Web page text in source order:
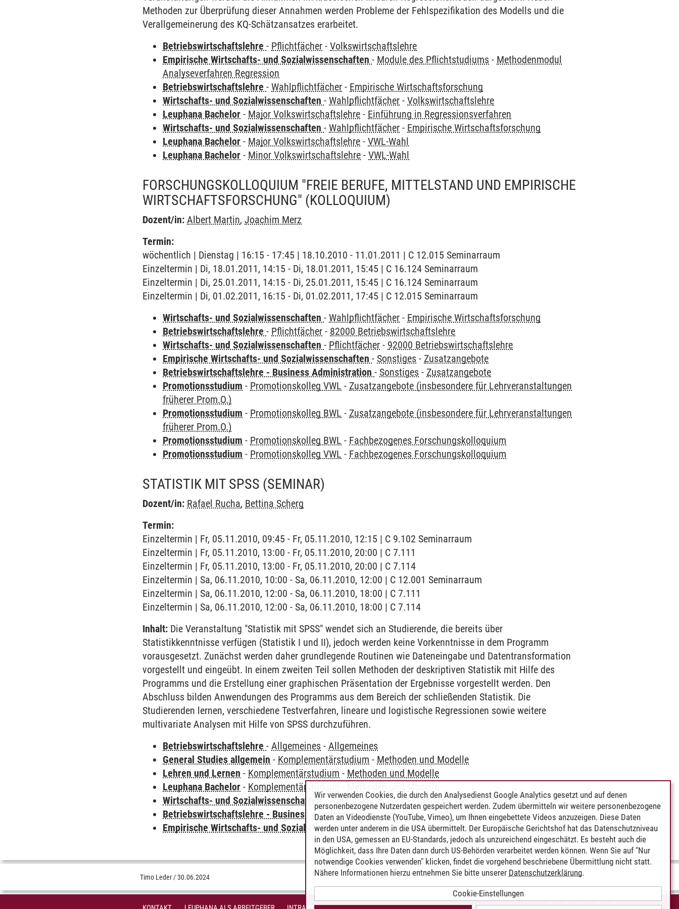
Methoden zur Überprüfung dieser Annahmen werden Probleme der Fehlspezifikation des Modells und die
Verallgemeinerung des KQ-Schätzansatzes erarbeitet.
Betriebswirtschaftslehre- Pflichtfächer -Volkswirtschaftslehre
Empirische Wirtschafts- und Sozialwissenschaften- Module des Pflichtstudiums - Methodenmodul
Analyseverfahren Regression
Betriebswirtschaftslehre-Wahlpflichtfächer - Empirische Wirtschaftsforschung
Wirtschafts- und Sozialwissenschaften-Wahlpflichtfächer -Volkswirtschaftslehre
Leuphana Bachelor - Major Volkswirtschaftslehre - Einführung in Regressionsverfahren
Wirtschafts- und Sozialwissenschaften-Wahlpflichtfächer - Empirische Wirtschaftsforschung
Leuphana Bachelor - Major Volkswirtschaftslehre -VWL-Wahl
Leuphana Bachelor - Minor Volkswirtschaftslehre -VWL-Wahl
FORSCHUNGSKOLLOQUIUM "FREIE BERUFE, MITTELSTAND UND EMPIRISCHE
WIRTSCHAFTSFORSCHUNG" (KOLLOQUIUM)
Dozent/in: Albert Martin,Joachim Merz
Termin:
wöchentlich | Dienstag | 16:15 - 17:45 | 18.10.2010 - 11.01.2011 | C 12.015 Seminarraum
Einzeltermin | Di, 18.01.2011, 14:15 - Di, 18.01.2011, 15:45 | C 16.124 Seminarraum
Einzeltermin | Di, 25.01.2011, 14:15 - Di, 25.01.2011, 15:45 | C 16.124 Seminarraum
Einzeltermin | Di, 01.02.2011, 16:15 - Di, 01.02.2011, 17:45 | C 12.015 Seminarraum
Wirtschafts- und Sozialwissenschaften-Wahlpflichtfächer - Empirische Wirtschaftsforschung
Betriebswirtschaftslehre- Pflichtfächer - 82000 Betriebswirtschaftslehre
Wirtschafts- und Sozialwissenschaften- Pflichtfächer - 92000 Betriebswirtschaftslehre
Empirische Wirtschafts- und Sozialwissenschaften- Sonstiges - Zusatzangebote
Betriebswirtschaftslehre - Business Administration- Sonstiges - Zusatzangebote
Promotionsstudium - Promotionskolleg VWL - Zusatzangebote (insbesondere für Lehrveranstaltungen
früherer Prom.O.)
Promotionsstudium - Promotionskolleg BWL - Zusatzangebote (insbesondere für Lehrveranstaltungen
früherer Prom.O.)
Promotionsstudium - Promotionskolleg BWL - Fachbezogenes Forschungskolloquium
Promotionsstudium - Promotionskolleg VWL - Fachbezogenes Forschungskolloquium
STATISTIK MIT SPSS (SEMINAR)
Dozent/in: Rafael Rucha, Bettina Scherg
Termin:
Einzeltermin | Fr, 05.11.2010, 09:45 - Fr, 05.11.2010, 12:15 | C 9.102 Seminarraum
Einzeltermin | Fr, 05.11.2010, 13:00 - Fr, 05.11.2010, 20:00 | C 7.111
Einzeltermin | Fr, 05.11.2010, 13:00 - Fr, 05.11.2010, 20:00 | C 7.114
Einzeltermin | Sa, 06.11.2010, 10:00 - Sa, 06.11.2010, 12:00 | C 12.001 Seminarraum
Einzeltermin | Sa, 06.11.2010, 12:00 - Sa, 06.11.2010, 18:00 | C 7.111
Einzeltermin | Sa, 06.11.2010, 12:00 - Sa, 06.11.2010, 18:00 | C 7.114
Inhalt: Die Veranstaltung "Statistik mit SPSS" wendet sich an Studierende, die bereits über
Statistikkenntnisse verfügen (Statistik I und II), jedoch werden keine Vorkenntnisse in dem Programm
vorausgesetzt. Zunächst werden daher grundlegende Routinen wie Dateneingabe und Datentransformation
vorgestellt und eingeübt. In einem zweiten Teil sollen Methoden der deskriptiven Statistik mit Hilfe des
Programms und die Erstellung einer graphischen Präsentation der Ergebnisse vorgestellt werden. Den
Abschluss bilden Anwendungen des Programms aus dem Bereich der schließenden Statistik. Die
Studierenden lernen, verschiedene Testverfahren, lineare und logistische Regressionen sowie weitere
multivariate Analysen mit Hilfe von SPSS durchzuführen.
Betriebswirtschaftslehre-Allgemeines -Allgemeines
General Studies allgemein - Komplementärstudium - Methoden und Modelle
Lehren und Lernen - Komplementärstudium - Methoden und Modelle
Leuphana Bachelor - Komplementärstudium
Wirtschafts- und Sozialwissenschaften-Wahlpflichtfächer- Empirische Wirtschaftsforschung
Betriebswirtschaftslehre - Business Administration-Sonstiges-Zusatzangebote
Empirische Wirtschafts- und Sozialwissenschaften-Sonstiges-Zusatzangebote
Timo Leder /30.06.2024
Wir verwenden Cookies, die durch den Analysedienst Google Analytics gesetzt und auf denen
personenbezogene Nutzerdaten gespeichert werden. Zudem übermitteln wir weitere personenbezogene
Daten an Videodienste (YouTube, Vimeo), um Ihnen eingebettete Videos anzuzeigen. Diese Daten
werden unter anderem in die USA übermittelt. Der Europäische Gerichtshof hat das Datenschutzniveau
in den USA, gemessen an EU-Standards, jedoch als unzureichend eingeschätzt. Es besteht auch die
Möglichkeit, dass Ihre Daten dann durch US-Behörden verarbeitet werden können. Wenn Sie auf "Nur
notwendige Cookies verwenden" klicken, findet die vorgehend beschriebene Übermittlung nicht statt.
Nähere Informationen hierzu entnehmen Sie bitte unserer Datenschutzerklärung.
Cookie-Einstellungen